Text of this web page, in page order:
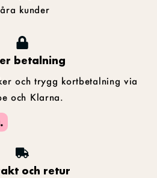
kunder
betalning
och trygg kortbetalning via
och Klarna.
och retur